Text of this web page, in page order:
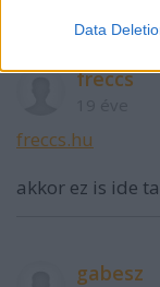
Data
freccs
freccs.hu
akkor ez is ide
gabesz